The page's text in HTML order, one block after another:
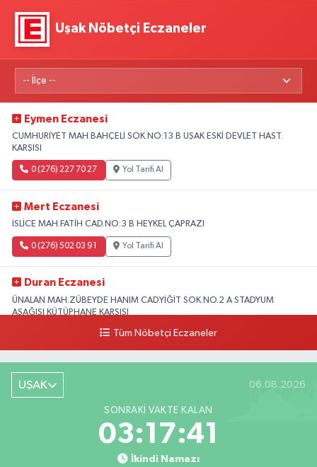
Uşak Nöbetçi Eczaneler
Eymen Eczanesi
CUMHURİYET MAH.BAHÇELİ SOK.NO:13 B UŞAK ESKİ DEVLET HAST.
KARŞISI
0 (276) 227 70 27 Yol Tarifi Al
Mert Eczanesi
İSLİCE MAH.FATİH CAD.NO:3 B HEYKEL ÇAPRAZI
0 (276) 502 03 91 Yol Tarifi Al
Duran Eczanesi
ÜNALAN MAH.ZÜBEYDE HANIM CAD.YİĞİT SOK.NO.2 A STADYUM
AŞAĞISI KÜTÜPHANE KARŞISI
Yol Tarifi Al
Tüm Nöbetçi Eczaneler
UŞAK 06.08.2026
SONRAKI VAKTE KALAN
03:17:40
İkindi Namazı